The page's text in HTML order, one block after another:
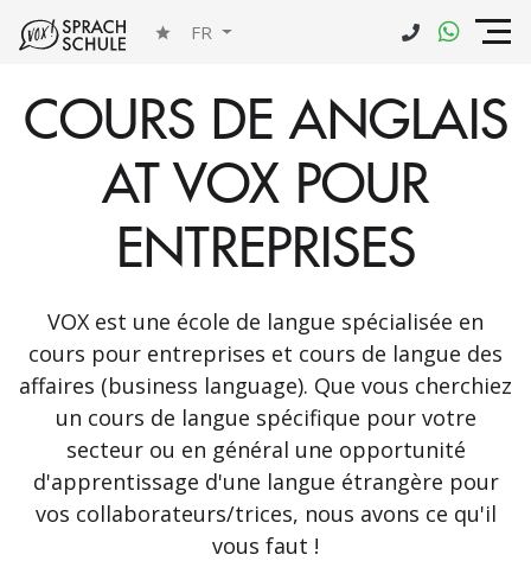
FR
COURS DE ANGLAIS
AT VOX POUR
ENTREPRISES
VOX est une école de langue spécialisée en
cours pour entreprises et cours de langue des
affaires (business language). Que vous cherchiez
un cours de langue spécifique pour votre
secteur ou en général une opportunité
d'apprentissage d'une langue étrangère pour
vos collaborateurs/trices, nous avons ce qu'il
vous faut !